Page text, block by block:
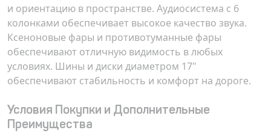
и ориентацию в пространстве. Аудиосистема с 6
колонками обеспечивает высокое качество звука.
Ксеноновые фары и противотуманные фары
обеспечивают отличную видимость в любых
условиях. Шины и диски диаметром 17"
обеспечивают стабильность и комфорт на дороге.
Условия Покупки и Дополнительные
Преимущества